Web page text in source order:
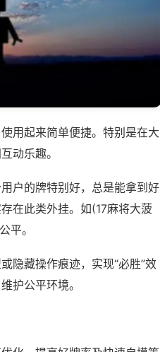
用起来简单便捷。特别是在大
动乐趣。
户的牌特别好，总是能拿到好
在此类外挂。如(17麻将大菠
平。
隐藏操作痕迹，实现“必胜”效
护公平环境。